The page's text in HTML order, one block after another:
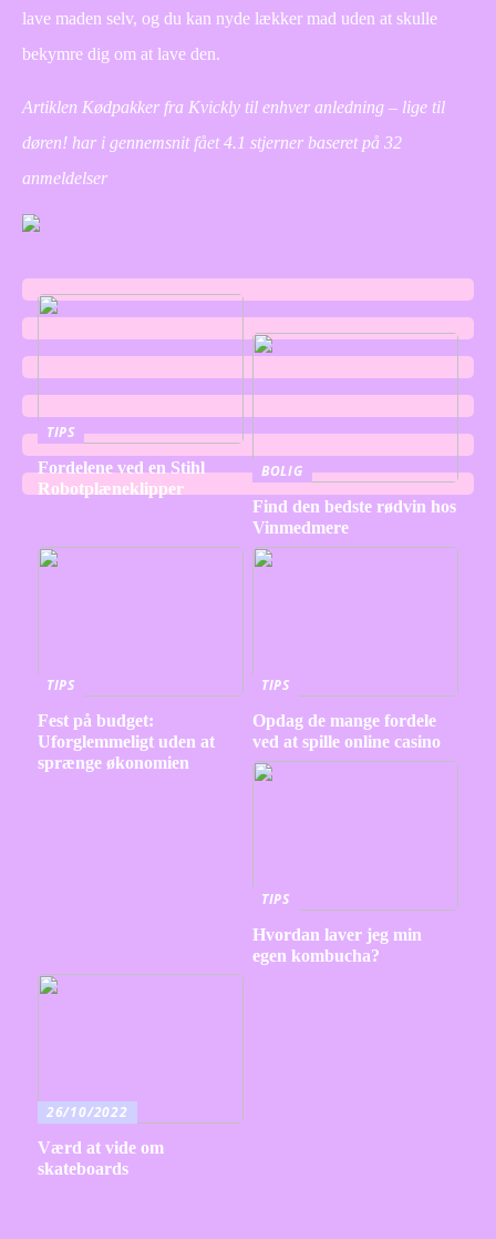
lave maden selv, og du kan nyde lækker mad uden at skulle
bekymre dig om at lave den.
Artiklen Kødpakker fra Kvickly til enhver anledning – lige til
døren! har i gennemsnit fået4.1 stjerner baseret på 32
anmeldelser
TIPS
Fordelene ved en Stihl
Robotplæneklipper
BOLIG
Find den bedste rødvin hos
Vinmedmere
TIPS
Fest på budget:
Uforglemmeligt uden at
sprænge økonomien
TIPS
Opdag de mange fordele
ved at spille online casino
TIPS
Hvordan laver jeg min
egen kombucha?
26/10/2022
Værd at vide om
skateboards